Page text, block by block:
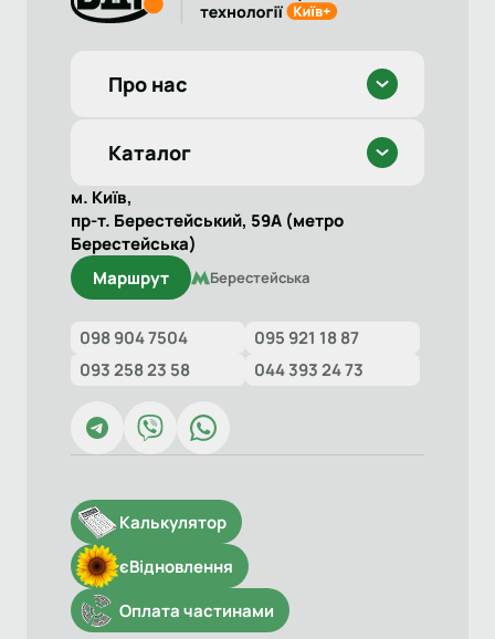
Про нас
Каталог
м. Київ,
пр-т. Берестейський, 59А (метро
Берестейська)
Маршрут
Берестейська
098 904 7504
095 921 18 87
093 258 23 58
044 393 24 73
Калькулятор
єВідновлення
Оплата частинами